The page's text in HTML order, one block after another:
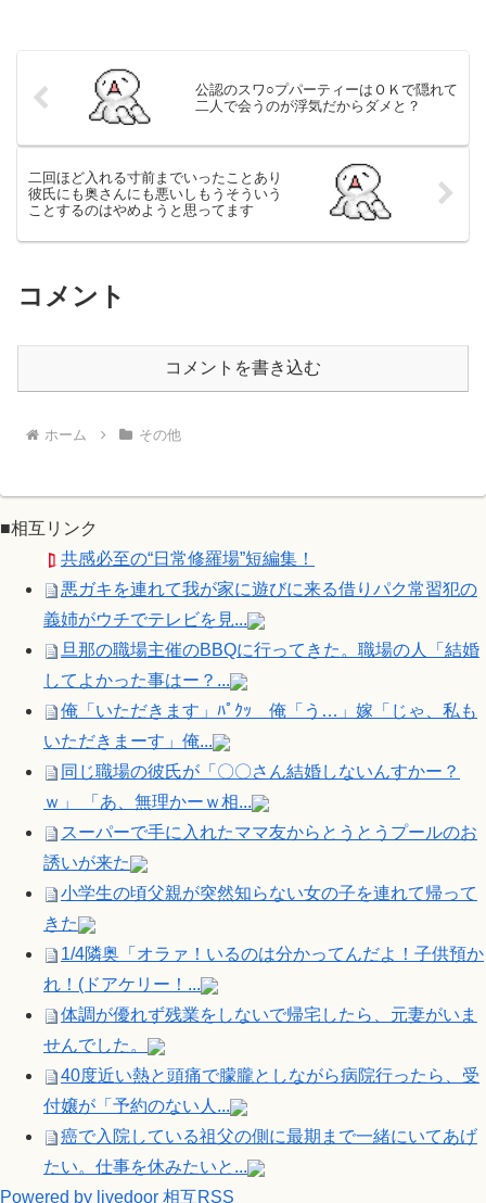
公認のスワ○プパーティーはＯＫで隠れて
二人で会うのが浮気だからダメと？
二回ほど入れる寸前までいったことあり
彼氏にも奥さんにも悪いしもうそういう
ことするのはやめようと思ってます
コメント
コメントを書き込む
ホーム その他
■相互リンク
共感必至の“日常修羅場”短編集！
悪ガキを連れて我が家に遊びに来る借りパク常習犯の
義姉がウチでテレビを見...
旦那の職場主催のBBQに行ってきた。職場の人「結婚
してよかった事はー？...
俺「いただきます」ﾊﾟｸｯ 俺「う…」嫁「じゃ、私も
いただきまーす」俺...
同じ職場の彼氏が「〇〇さん結婚しないんすかー？
ｗ」 「あ、無理かーｗ相...
スーパーで手に入れたママ友からとうとうプールのお
誘いが来た
小学生の頃父親が突然知らない女の子を連れて帰って
きた
1/4隣奥「オラァ！いるのは分かってんだよ！子供預か
れ！(ドアケリー！...
体調が優れず残業をしないで帰宅したら、元妻がいま
せんでした。
40度近い熱と頭痛で朦朧としながら病院行ったら、受
付嬢が「予約のない人...
癌で入院している祖父の側に最期まで一緒にいてあげ
たい。仕事を休みたいと...
Powered by livedoor 相互RSS